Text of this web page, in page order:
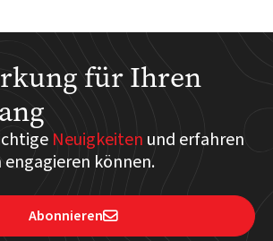
für Ihren
Neuigkeiten und erfahren
engagieren können.
Abonnieren